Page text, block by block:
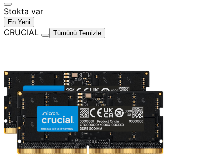
Stokta var
En Yeni
CRUCIAL Tümünü Temizle